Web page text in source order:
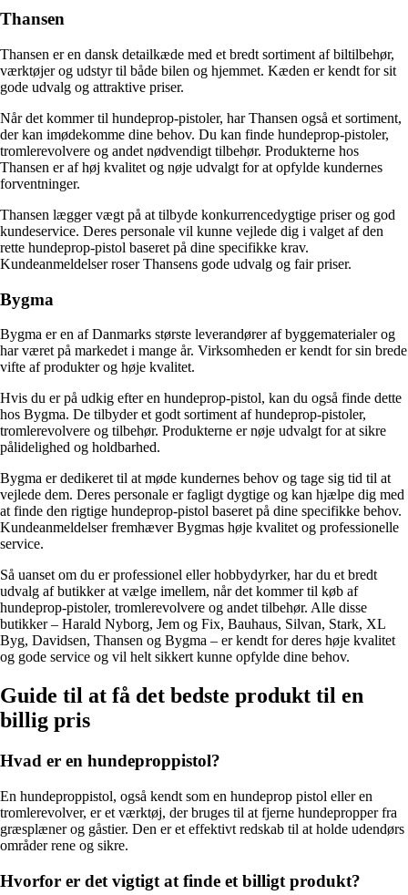
Thansen
Thansen er en dansk detailkæde med et bredt sortiment af biltilbehør,
værktøjer og udstyr til både bilen og hjemmet. Kæden er kendt for sit
gode udvalg og attraktive priser.
Når det kommer til hundeprop-pistoler, har Thansen også et sortiment,
der kan imødekomme dine behov. Du kan finde hundeprop-pistoler,
tromlerevolvere og andet nødvendigt tilbehør. Produkterne hos
Thansen er af høj kvalitet og nøje udvalgt for at opfylde kundernes
forventninger.
Thansen lægger vægt på at tilbyde konkurrencedygtige priser og god
kundeservice. Deres personale vil kunne vejlede dig i valget af den
rette hundeprop-pistol baseret på dine specifikke krav.
Kundeanmeldelser roser Thansens gode udvalg og fair priser.
Bygma
Bygma er en af Danmarks største leverandører af byggematerialer og
har været på markedet i mange år. Virksomheden er kendt for sin brede
vifte af produkter og høje kvalitet.
Hvis du er på udkig efter en hundeprop-pistol, kan du også finde dette
hos Bygma. De tilbyder et godt sortiment af hundeprop-pistoler,
tromlerevolvere og tilbehør. Produkterne er nøje udvalgt for at sikre
pålidelighed og holdbarhed.
Bygma er dedikeret til at møde kundernes behov og tage sig tid til at
vejlede dem. Deres personale er fagligt dygtige og kan hjælpe dig med
at finde den rigtige hundeprop-pistol baseret på dine specifikke behov.
Kundeanmeldelser fremhæver Bygmas høje kvalitet og professionelle
service.
Så uanset om du er professionel eller hobbydyrker, har du et bredt
udvalg af butikker at vælge imellem, når det kommer til køb af
hundeprop-pistoler, tromlerevolvere og andet tilbehør. Alle disse
butikker – Harald Nyborg, Jem og Fix, Bauhaus, Silvan, Stark, XL
Byg, Davidsen, Thansen og Bygma – er kendt for deres høje kvalitet
og gode service og vil helt sikkert kunne opfylde dine behov.
Guide til at få det bedste produkt til en
billig pris
Hvad er en hundeproppistol?
En hundeproppistol, også kendt som en hundeprop pistol eller en
tromlerevolver, er et værktøj, der bruges til at fjerne hundepropper fra
græsplæner og gåstier. Den er et effektivt redskab til at holde udendørs
områder rene og sikre.
Hvorfor er det vigtigt at finde et billigt produkt?